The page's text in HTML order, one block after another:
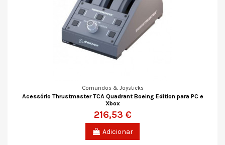
Comandos & Joysticks
Acessório Thrustmaster TCA Quadrant Boeing Edition para PC e
Xbox
216,53 €
Adicionar